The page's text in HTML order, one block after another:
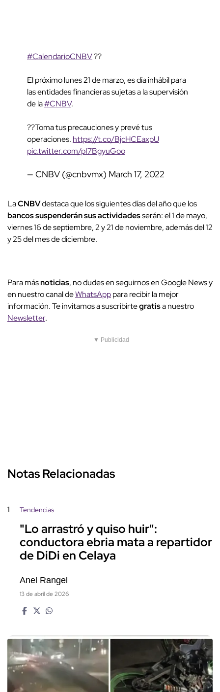
#CalendarioCNBV??
El próximo lunes 21 de marzo, es día inhábil para
las entidades financieras sujetas a la supervisión
de la#CNBV.
??Toma tus precauciones y prevé tus
operaciones. https://t.co/BjcHCEaxpU
pic.twitter.com/pI7BgyuGoo
— CNBV (@cnbvmx) March 17, 2022
LaCNBVdestaca que los siguientes días del año que los
bancos suspenderán sus actividadesserán: el 1 de mayo,
viernes 16 de septiembre, 2 y 21 de noviembre, además del 12
y 25 del mes de diciembre.
Para másnoticias, no dudes en seguirnos en Google News y
en nuestro canal deWhatsApppara recibir la mejor
información. Te invitamos a suscribirtegratisa nuestro
Newsletter.
▼ Publicidad
Notas Relacionadas
1 Tendencias
"Lo arrastró y quiso huir":
conductora ebria mata a repartidor
de DiDi en Celaya
Anel Rangel
13 de abril de 2026